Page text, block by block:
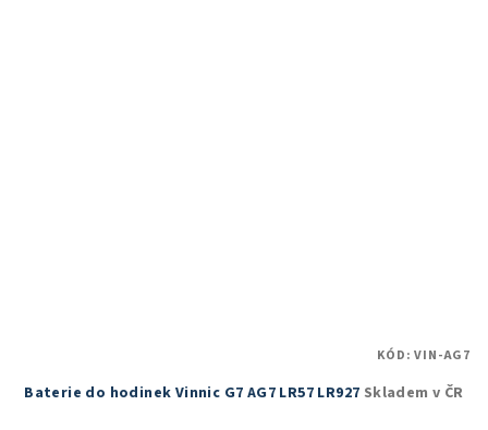
Baterie do hodinek Vinnic G7 AG7 LR57 LR927 Skladem v ČR
KÓD:VIN-AG7